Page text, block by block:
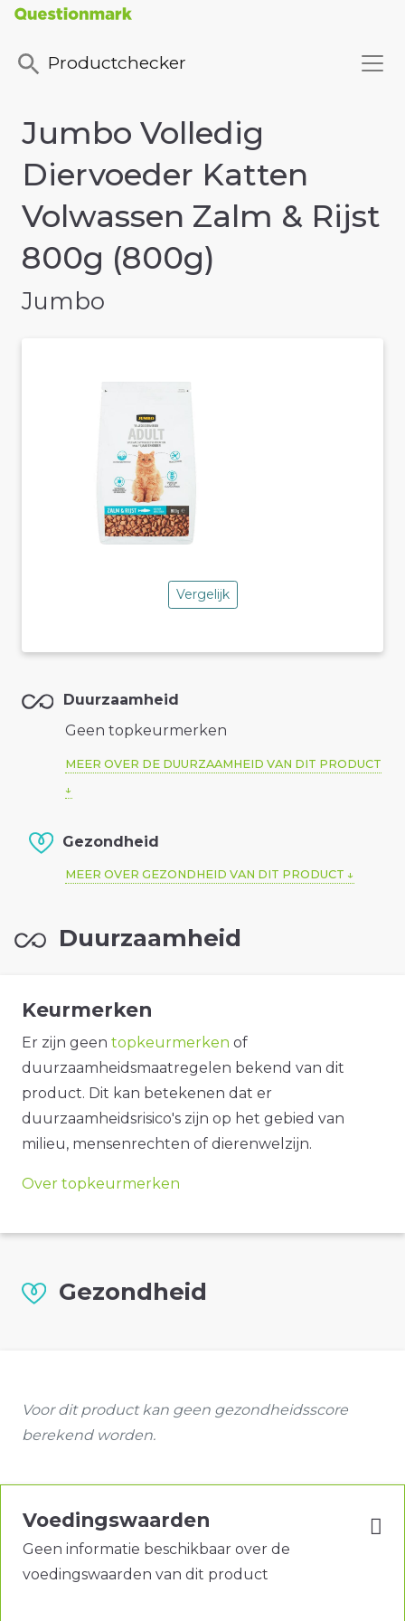
Productchecker
Jumbo Volledig
Diervoeder Katten
Volwassen Zalm & Rijst
800g (800g)
Jumbo
Vergelijk
Duurzaamheid
Geen topkeurmerken
MEER OVER DE DUURZAAMHEID VAN DIT PRODUCT
Gezondheid
MEER OVER GEZONDHEID VAN DIT PRODUCT
Duurzaamheid
Keurmerken
Er zijn geen topkeurmerken of
duurzaamheidsmaatregelen bekend van dit
product. Dit kan betekenen dat er
duurzaamheidsrisico's zijn op het gebied van
milieu, mensenrechten of dierenwelzijn.
Over topkeurmerken
Gezondheid
Voor dit product kan geen gezondheidsscore
berekend worden.
Voedingswaarden
Geen informatie beschikbaar over de
voedingswaarden van dit product